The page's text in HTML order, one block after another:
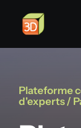
contenu
Plateforme
d'experts /